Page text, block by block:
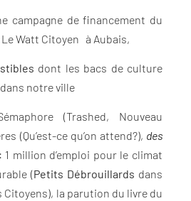
campagne de financement du
Watt Citoyen à Aubais,
dont les bacs de culture
notre ville
(Trashed, Nouveau
(Qu’est-ce qu’on attend?), des
: 1 million d’emploi pour le climat
(Petits Débrouillards dans
Citoyens), la parution du livre du